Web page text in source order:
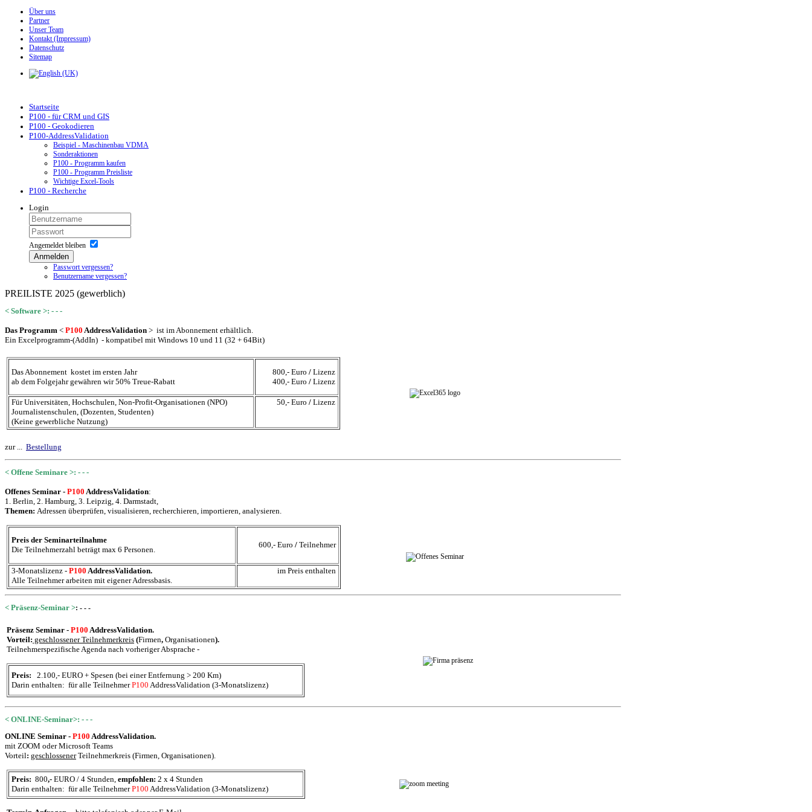
Über uns
Partner
Unser Team
Kontakt (Impressum)
Datenschutz
Sitemap
Startseite
P100 - für CRM und GIS
P100 - Geokodieren
P100-AddressValidation
Beispiel - Maschinenbau VDMA
Sonderaktionen
P100 - Programm kaufen
P100 - Programm Preisliste
Wichtige Excel-Tools
P100 - Recherche
Login
Angemeldet bleiben
Anmelden
Passwort vergessen?
Benutzername vergessen?
PREILISTE 2025 (gewerblich)
< Software >: - - -
Das Programm < P100 AddressValidation > ist im Abonnement erhältlich.
Ein Excelprogramm-(AddIn) - kompatibel mit Windows 10 und 11 (32 + 64Bit)
Das Abonnement kostet im ersten Jahr
ab dem Folgejahr gewähren wir 50% Treue-Rabatt
800,- Euro / Lizenz
400,- Euro / Lizenz
Für Universitäten, Hochschulen, Non-Profit-Organisationen (NPO)
Journalistenschulen, (Dozenten, Studenten)
(Keine gewerbliche Nutzung)
50,- Euro / Lizenz
zur ... Bestellung
< Offene Seminare >: - - -
Offenes Seminar - P100 AddressValidation:
1. Berlin, 2. Hamburg, 3. Leipzig, 4. Darmstadt,
Themen: Adressen überprüfen, visualisieren, recherchieren, importieren, analysieren.
Preis der Seminarteilnahme
Die Teilnehmerzahl beträgt max 6 Personen.
600,- Euro / Teilnehmer
3-Monatslizenz - P100 AddressValidation.
Alle Teilnehmer arbeiten mit eigener Adressbasis.
im Preis enthalten
< Präsenz-Seminar >: - - -
Präsenz Seminar - P100 AddressValidation.
Vorteil: geschlossener Teilnehmerkreis (Firmen, Organisationen).
Teilnehmerspezifische Agenda nach vorheriger Absprache -
Preis: 2.100,- EURO + Spesen (bei einer Entfernung > 200 Km)
Darin enthalten: für alle TeilnehmerP100 AddressValidation (3-Monatslizenz)
< ONLINE-Seminar>: - - -
ONLINE Seminar - P100 AddressValidation.
mit ZOOM oder Microsoft Teams
Vorteil: geschlossenerTeilnehmerkreis (Firmen, Organisationen).
Preis: 800,- EURO / 4 Stunden, empfohlen: 2 x 4 Stunden
Darin enthalten: für alle TeilnehmerP100 AddressValidation (3-Monatslizenz)